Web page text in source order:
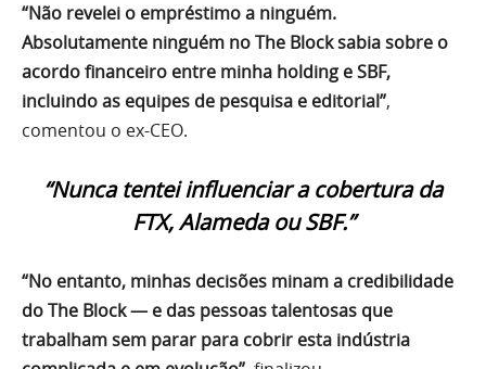
“Não revelei o empréstimo a ninguém.
Absolutamente ninguém no The Block sabia sobre o
acordo financeiro entre minha holding e SBF,
incluindo as equipes de pesquisa e editorial”,
comentou o ex-CEO.
“Nunca tentei influenciar a cobertura da
FTX, Alameda ou SBF.”
“No entanto, minhas decisões minam a credibilidade
do The Block — e das pessoas talentosas que
trabalham sem parar para cobrir esta indústria